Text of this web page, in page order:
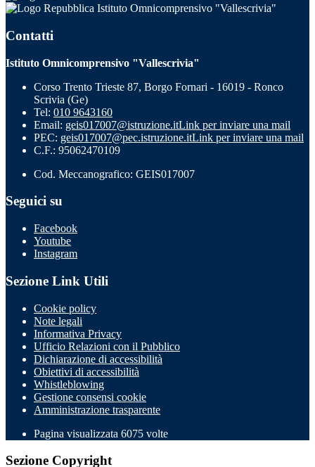
Istituto Omnicomprensivo "Vallescrivia"
Contatti
Istituto Omnicomprensivo "Vallescrivia"
Corso Trento Trieste 87, Borgo Fornari - 16019 - Ronco
Scrivia (Ge)
Tel: 010 9643160
Email: geis017007@istruzione.itLink per inviare una mail
PEC: geis017007@pec.istruzione.itLink per inviare una mail
C.F.: 95062470109
Cod. Meccanografico: GEIS017007
Seguici su
Facebook
Youtube
Instagram
Sezione Link Utili
Cookie policy
Note legali
Informativa Privacy
Ufficio Relazioni con il Pubblico
Dichiarazione di accessibilità
Obiettivi di accessibilità
Whistleblowing
Gestione consensi cookie
Amministrazione trasparente
Pagina visualizzata 6075 volte
Sezione Copyright